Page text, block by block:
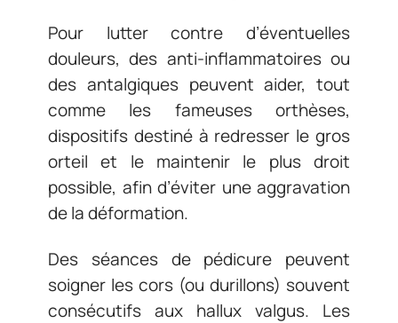
Pour lutter contre d’éventuelles
douleurs, des anti-inflammatoires ou
des antalgiques peuvent aider, tout
comme les fameuses orthèses,
dispositifs destiné à redresser le gros
orteil et le maintenir le plus droit
possible, afin d’éviter une aggravation
de la déformation.
Des séances de pédicure peuvent
soigner les cors (ou durillons) souvent
consécutifs aux hallux valgus. Les